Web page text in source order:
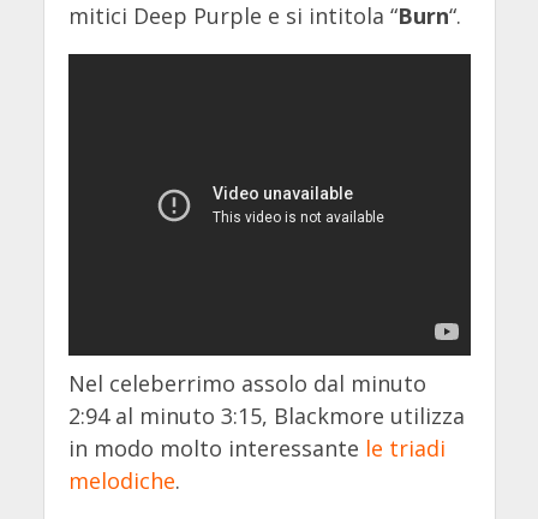
mitici Deep Purple e si intitola “Burn“.
Nel celeberrimo assolo dal minuto
2:94 al minuto 3:15, Blackmore utilizza
in modo molto interessante le triadi
melodiche.